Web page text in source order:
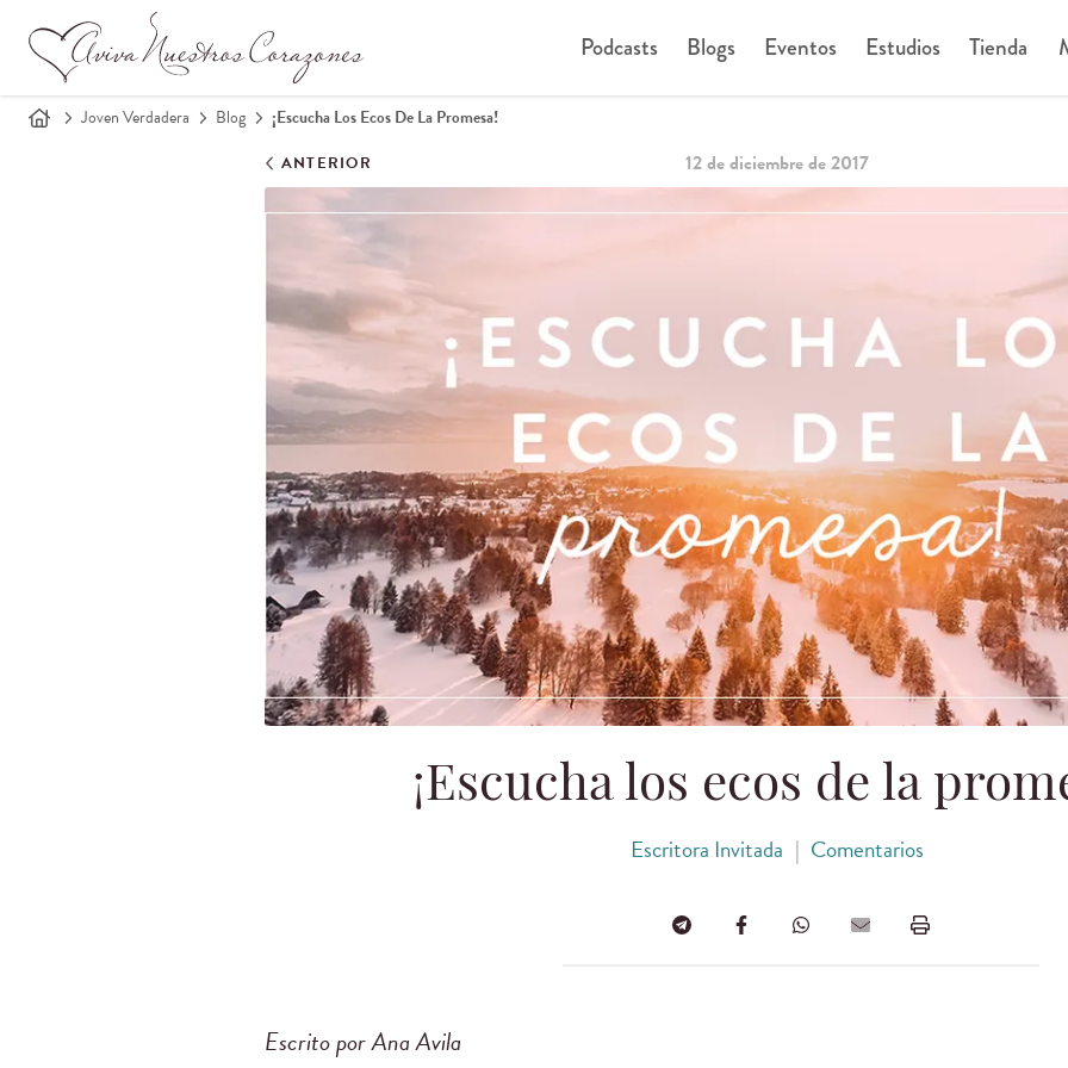
Podcasts Blogs Eventos Estudios Tienda
Joven Verdadera Blog ¡Escucha Los Ecos De La Promesa!
ANTERIOR 12 de diciembre de 2017
¡Escucha los ecos de la
Escritora Invitada | Comentarios
Escrito por Ana Avila